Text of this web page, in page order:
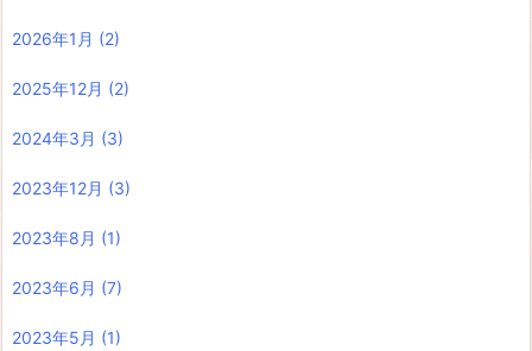
2026年1月 (2)
2025年12月 (2)
2024年3月 (3)
2023年12月 (3)
2023年8月 (1)
2023年6月 (7)
2023年5月 (1)